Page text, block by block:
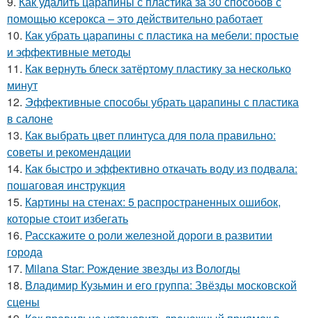
помощью ксерокса – это действительно работает
10. Как убрать царапины с пластика на мебели: простые
и эффективные методы
11. Как вернуть блеск затёртому пластику за несколько
минут
12. Эффективные способы убрать царапины с пластика
в салоне
13. Как выбрать цвет плинтуса для пола правильно:
советы и рекомендации
14. Как быстро и эффективно откачать воду из подвала:
пошаговая инструкция
15. Картины на стенах: 5 распространенных ошибок,
которые стоит избегать
16. Расскажите о роли железной дороги в развитии
города
17. Milana Star: Рождение звезды из Вологды
18. Владимир Кузьмин и его группа: Звёзды московской
сцены